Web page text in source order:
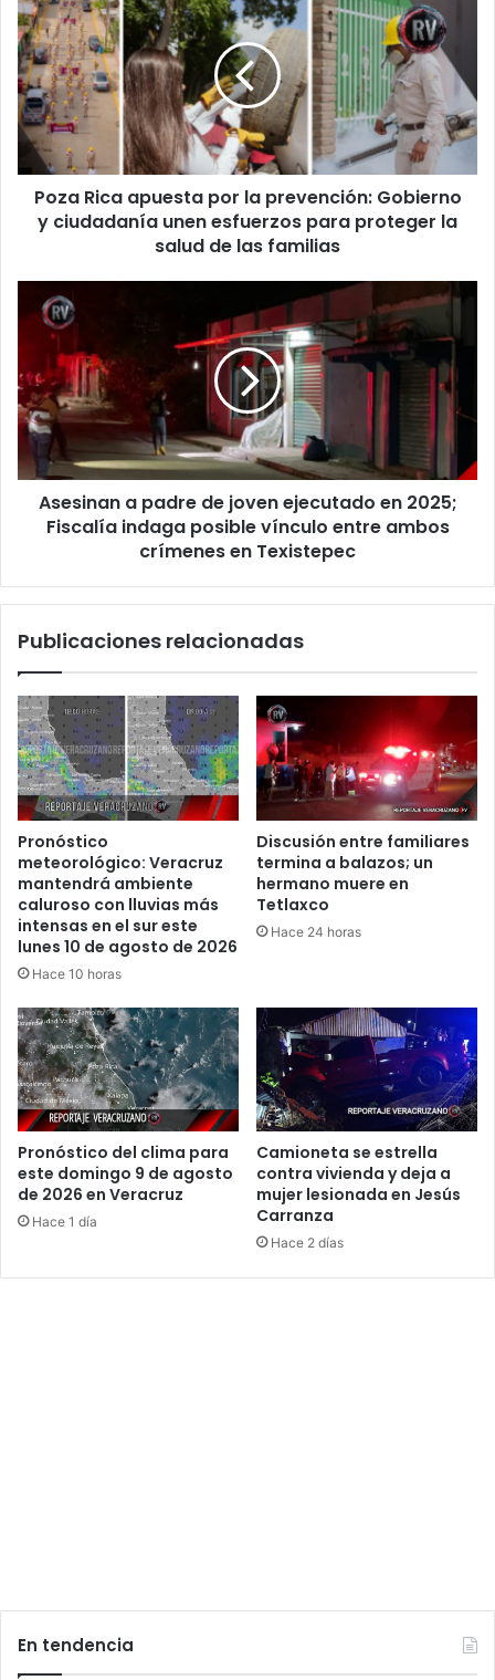
Rica
apuesta
por
la
prevención:
Gobierno
ciudadanía
unen
esfuerzos
salud
familias
Poza Rica apuesta por la prevención: Gobierno
y ciudadanía unen esfuerzos para proteger la
salud de las familias
padre
joven
ejecutado
en
2025;
Fiscalía
indaga
posible
ambos
en
Asesinan a padre de joven ejecutado en 2025;
Fiscalía indaga posible vínculo entre ambos
crímenes en Texistepec
Publicaciones relacionadas
Pronóstico
meteorológico: Veracruz
mantendrá ambiente
caluroso con lluvias más
intensas en el sur este
lunes 10 de agosto de 2026
Hace 10 horas
Discusión entre familiares
termina a balazos; un
hermano muere en
Tetlaxco
Hace 24 horas
Pronóstico del clima para
este domingo 9 de agosto
de 2026 en Veracruz
Hace 1 día
Camioneta se estrella
contra vivienda y deja a
mujer lesionada en Jesús
Carranza
Hace 2 días
En tendencia